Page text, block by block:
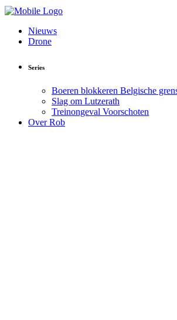
Nieuws
Drone
Series
Boeren blokkeren Belgische
Slag om Lutzerath
Treinongeval Voorschoten
Over Rob